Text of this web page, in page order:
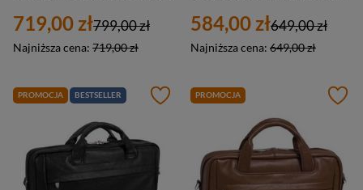
719,00 zł
Najniższa cena: 719,00 zł
799,00 zł 584,00 zł
Najniższa cena: 649,00 zł
649,00 zł
PROMOCJA BESTSELLER PROMOCJA